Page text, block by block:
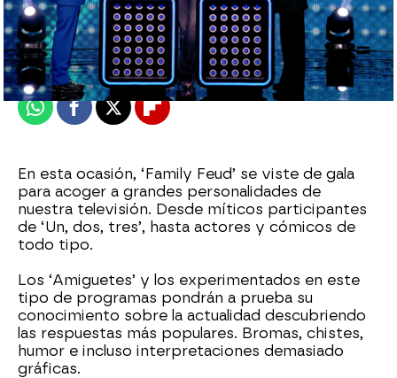
antena3.com
Madrid
Actualizado: 20 de agosto de 2021, 13:00
Publicado: 20 de agosto de 2021, 12:58
WhatsappFacebook
X Flipboard
En esta ocasión, ‘Family Feud’ se viste de gala
para acoger a grandes personalidades de
nuestra televisión. Desde míticos participantes
de ‘Un, dos, tres’, hasta actores y cómicos de
todo tipo.
Los ‘Amiguetes’ y los experimentados en este
tipo de programas pondrán a prueba su
conocimiento sobre la actualidad descubriendo
las respuestas más populares. Bromas, chistes,
humor e incluso interpretaciones demasiado
gráficas.